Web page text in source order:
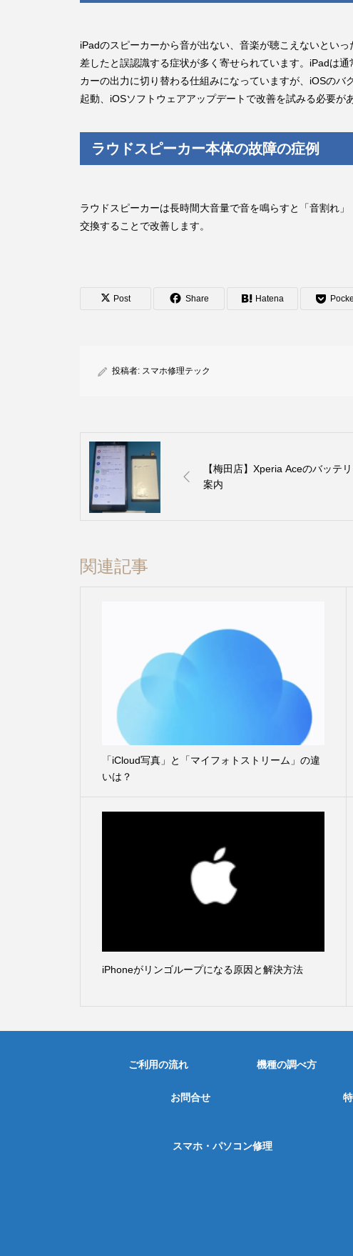
iPadのスピーカーから音が出ない、音楽が聴こえないとい
差したと誤認識する症状が多く寄せられています。iPadは
カーの出力に切り替わる仕組みになっていますが、iOSの
起動、iOSソフトウェアアップデートで改善を試みる必要が
ラウドスピーカー本体の故障の症例
ラウドスピーカーは長時間大音量で音を鳴らすと「音割れ
交換することで改善します。
Post Share Hatena
投稿者: スマホ修理テック
【梅田店】Xperia Aceのバッテ
案内
関連記事
「iCloud写真」と「マイフォトストリーム」の違
いは？
iPhoneがリンゴループになる原因と解決方法
ご利用の流れ 機種の調べ方
お問合せ
スマホ・パソコン修理